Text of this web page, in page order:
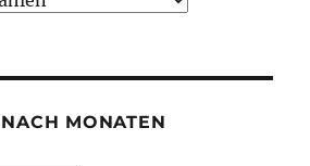
MONATEN